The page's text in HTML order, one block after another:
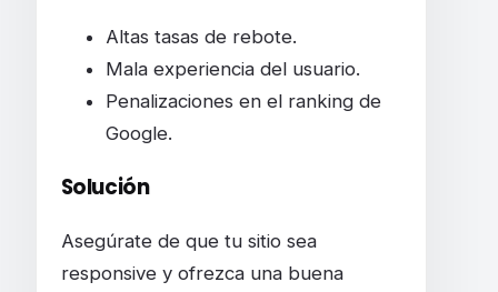
Altas tasas de rebote.
Mala experiencia del usuario.
Penalizaciones en el ranking de
Google.
Solución
Asegúrate de que tu sitio sea
responsive y ofrezca una buena